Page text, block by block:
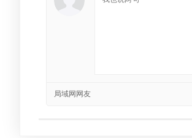
局域网网友